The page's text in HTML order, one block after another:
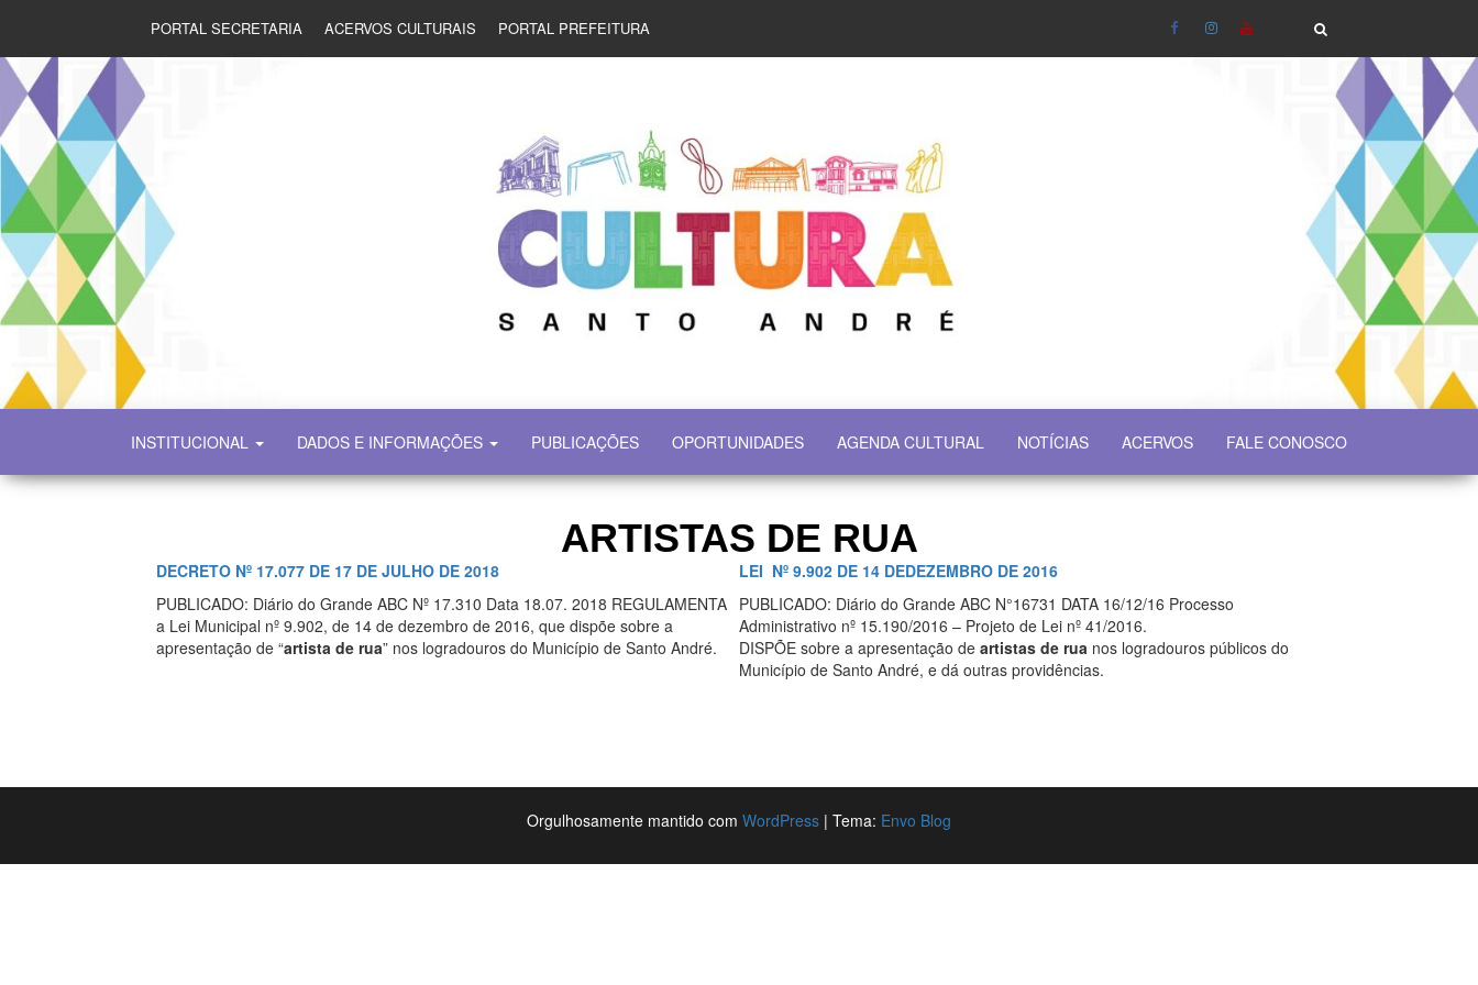
PORTAL SECRETARIA ACERVOS CULTURAIS PORTAL PREFEITURA
SECULT
INSTITUCIONAL DADOS E INFORMAÇÕES PUBLICAÇÕES OPORTUNIDADES AGENDA CULTURAL NOTÍCIAS ACERVOS FALE CONOSCO
ARTISTAS DE RUA
DECRETO Nº 17.077 DE 17 DE JULHO DE 2018
PUBLICADO: Diário do Grande ABC Nº 17.310 Data 18.07. 2018 REGULAMENTA
a Lei Municipal nº 9.902, de 14 de dezembro de 2016, que dispõe sobre a
apresentação de “artista de rua” nos logradouros do Município de Santo André.
LEI Nº 9.902 DE 14 DEDEZEMBRO DE 2016
PUBLICADO: Diário do Grande ABC N°16731 DATA 16/12/16 Processo
Administrativo nº 15.190/2016 – Projeto de Lei nº 41/2016.
DISPÕE sobre a apresentação de artistas de rua nos logradouros públicos do
Município de Santo André, e dá outras providências.
Orgulhosamente mantido com WordPress | Tema: Envo Blog